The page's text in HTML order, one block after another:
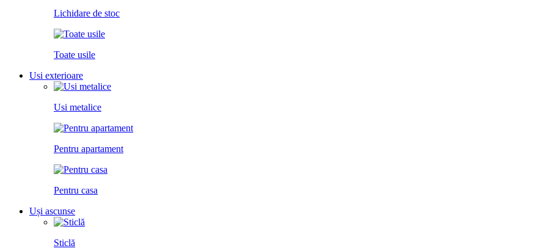
Lichidare de stoc
Toate usile
Usi exterioare
Usi metalice
Pentru apartament
Pentru casa
Uși ascunse
Sticlă